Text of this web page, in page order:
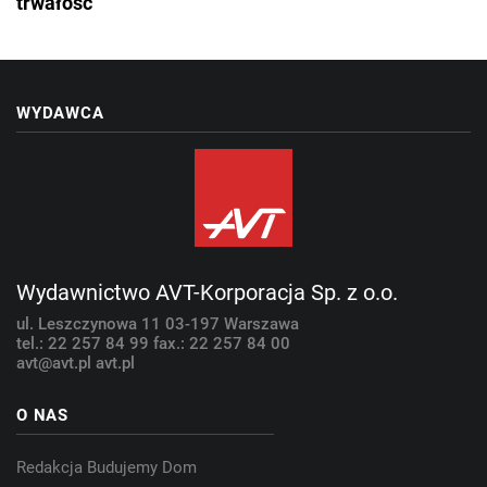
WYDAWCA
Wydawnictwo AVT-Korporacja Sp. z o.o.
ul. Leszczynowa 11 03-197 Warszawa
tel.: 22 257 84 99 fax.: 22 257 84 00
avt@avt.pl avt.pl
O NAS
Redakcja Budujemy Dom